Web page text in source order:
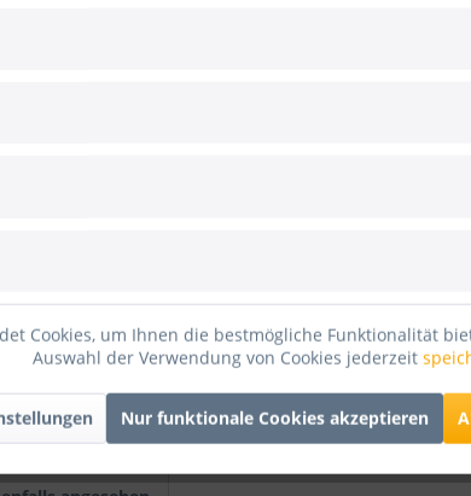
Breite 100cm
Stärke 50my, Höhe 200cm, Breite
Cookies, um Ihnen die bestmögliche Funktionalität
Auswahl der Verwendung von Cookies jederzeit
Nur funktionale Cookies akzeptieren